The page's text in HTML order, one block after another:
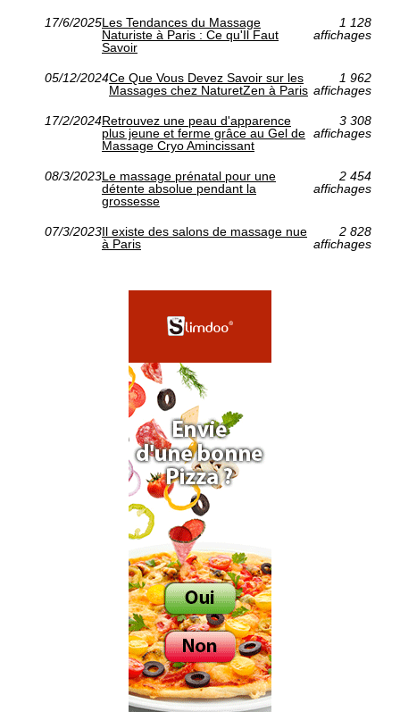
17/6/2025Les Tendances du Massage
Naturiste à Paris : Ce qu'Il Faut
Savoir
1 128
affichages
05/12/2024Ce Que Vous Devez Savoir sur les
Massages chez NaturetZen à Paris
1 962
affichages
17/2/2024Retrouvez une peau d'apparence
plus jeune et ferme grâce au Gel de
Massage Cryo Amincissant
3 308
affichages
08/3/2023Le massage prénatal pour une
détente absolue pendant la
grossesse
2 454
affichages
07/3/2023Il existe des salons de massage nue
à Paris
2 828
affichages